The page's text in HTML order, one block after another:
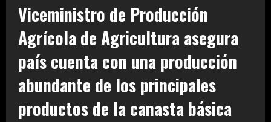
Viceministro de Producción
Agrícola de Agricultura asegura
país cuenta con una producción
abundante de los principales
productos de la canasta básica